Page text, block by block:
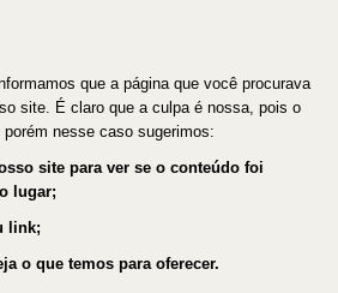
que a página que você procurava
site. É claro que a culpa é nossa, pois o
nesse caso sugerimos:
site para ver se o conteúdo foi
lugar;
link;
o que temos para oferecer.